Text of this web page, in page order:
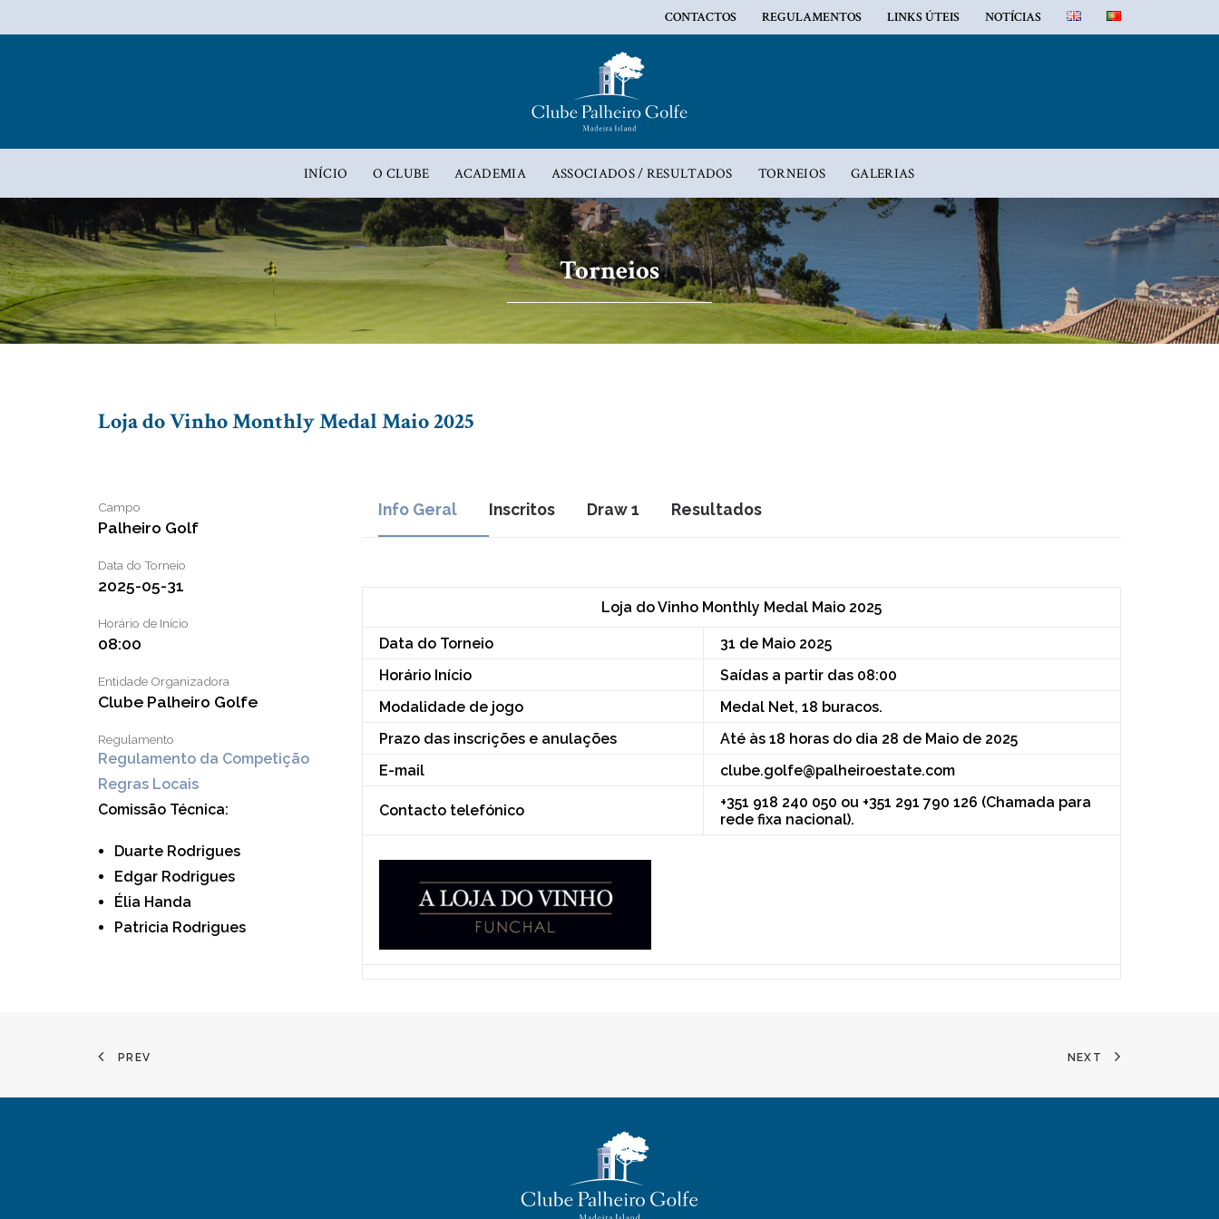
CONTACTOS REGULAMENTOS LINKS ÚTEIS NOTÍCIAS
INÍCIO O CLUBE ACADEMIA ASSOCIADOS / RESULTADOS TORNEIOS GALERIAS
Torneios
Loja do Vinho Monthly Medal Maio 2025
Campo
Palheiro Golf
Data do Torneio
2025-05-31
Horário de Início
08:00
Entidade Organizadora
Clube Palheiro Golfe
Regulamento
Regulamento da Competição
Regras Locais
Comissão Técnica:
Duarte Rodrigues
Edgar Rodrigues
Élia Handa
Patricia Rodrigues
Info Geral Inscritos Draw 1 Resultados
Loja do Vinho Monthly Medal Maio 2025
Data do Torneio
31 de Maio 2025
Horário Início
Saídas a partir das 08:00
Modalidade de jogo
Medal Net, 18 buracos.
Prazo das inscrições e anulações
Até às 18 horas do dia 28 de Maio de 2025
E-mail
clube.golfe@palheiroestate.com
Contacto telefónico
+351 918 240 050 ou +351 291 790 126 (Chamada para
rede fixa nacional).
PREV NEXT